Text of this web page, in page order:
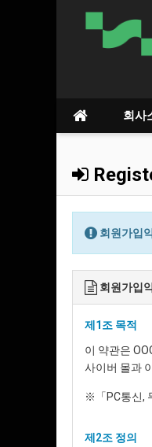
회사
회원가입
회원가입
제1조 목적
이 약관은
사이버 몰과
※「PC통신,
제2조 정의